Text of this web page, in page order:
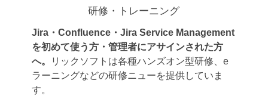
研修・トレーニング
Jira・Confluence・Jira Service Management
を初めて使う方・管理者にアサインされた方
へ。
リックソフトは各種ハンズオン型研修、e
ラーニングなどの研修ニューを提供していま
す。